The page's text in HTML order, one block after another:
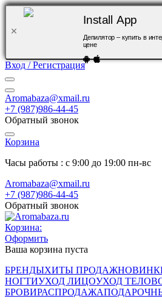
Install App
Депилятор – купить в
цене
Вход / Регистрация
Aromabaza@xmail.ru
+7 (987)986-44-45
Обратный звонок
Корзина
Часы работы : с 9:00 до 19:00 пн-вс
Aromabaza@xmail.ru
+7 (987)986-44-45
Обратный звонок
Корзина:
Оформить
Ваша корзина пуста
БРЕНДЫХИТЫ ПРОДАЖ
НОГТИУХОД ЛИЦОУХОД ТЕЛО
БРОВИРАСПРОДАЖА